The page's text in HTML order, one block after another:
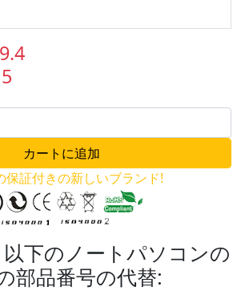
保証付きの新しいブランド!
以下のノートパソコンの
部品番号の代替: